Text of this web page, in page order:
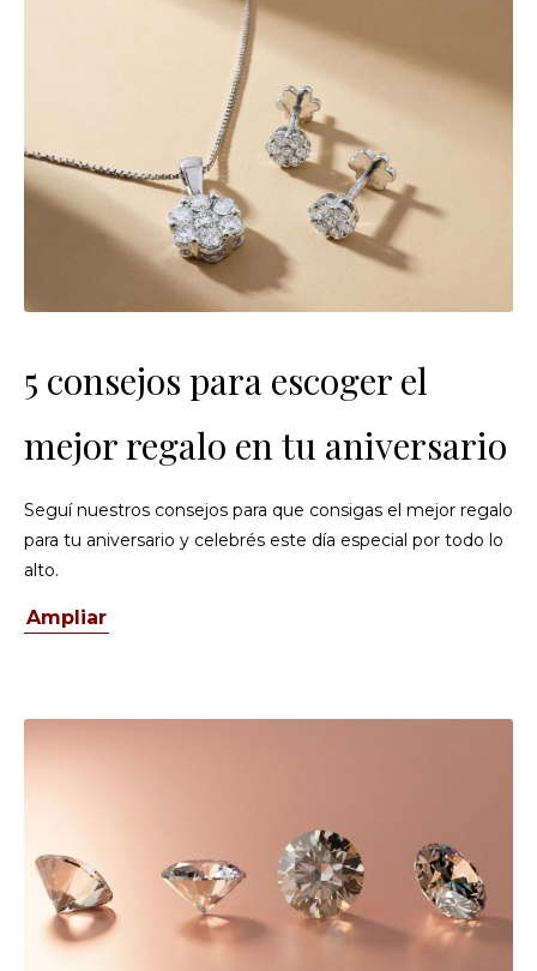
5 consejos para escoger el
mejor regalo en tu aniversario
Seguí nuestros consejos para que consigas el mejor regalo
para tu aniversario y celebrés este día especial por todo lo
alto.
Ampliar